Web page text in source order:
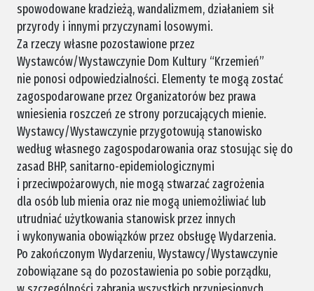
spowodowane kradzieżą, wandalizmem, działaniem sił
przyrody i innymi przyczynami losowymi.
Za rzeczy własne pozostawione przez
Wystawców/Wystawczynie Dom Kultury “Krzemień”
nie ponosi odpowiedzialności. Elementy te mogą zostać
zagospodarowane przez Organizatorów bez prawa
wniesienia roszczeń ze strony porzucających mienie.
Wystawcy/Wystawczynie przygotowują stanowisko
według własnego zagospodarowania oraz stosując się do
zasad BHP, sanitarno-epidemiologicznymi
i przeciwpożarowych, nie mogą stwarzać zagrożenia
dla osób lub mienia oraz nie mogą uniemożliwiać lub
utrudniać użytkowania stanowisk przez innych
i wykonywania obowiązków przez obsługę Wydarzenia.
Po zakończonym Wydarzeniu, Wystawcy/Wystawczynie
zobowiązane są do pozostawienia po sobie porządku,